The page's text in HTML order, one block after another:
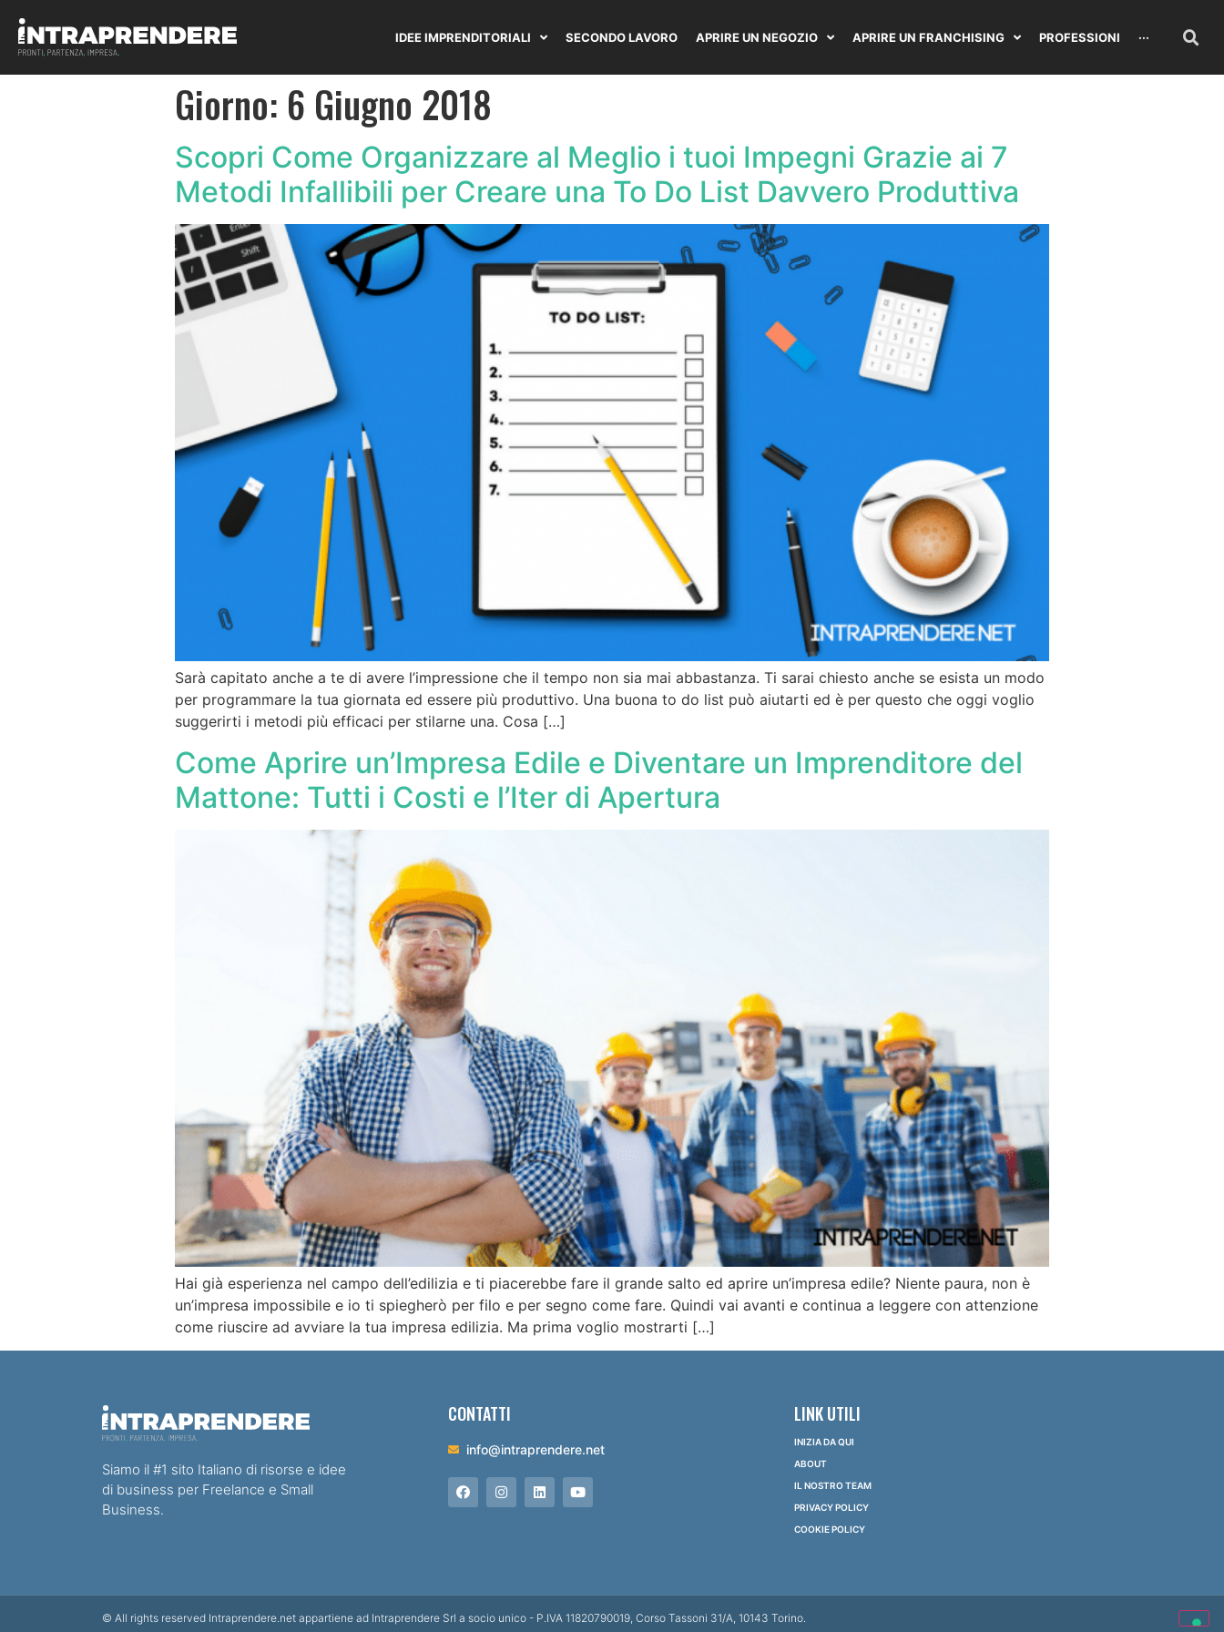
IDEE IMPRENDITORIALI SECONDO LAVORO APRIRE UN NEGOZIO APRIRE UN FRANCHISING PROFESSIONI ···
Giorno: 6 Giugno 2018
Scopri Come Organizzare al Meglio i tuoi Impegni Grazie ai 7
Metodi Infallibili per Creare una To Do List Davvero Produttiva
Sarà capitato anche a te di avere l’impressione che il tempo non sia mai abbastanza. Ti sarai chiesto anche se esista un modo
per programmare la tua giornata ed essere più produttivo. Una buona to do list può aiutarti ed è per questo che oggi voglio
suggerirti i metodi più efficaci per stilarne una. Cosa […]
Come Aprire un’Impresa Edile e Diventare un Imprenditore del
Mattone: Tutti i Costi e l’Iter di Apertura
Hai già esperienza nel campo dell’edilizia e ti piacerebbe fare il grande salto ed aprire un’impresa edile? Niente paura, non è
un’impresa impossibile e io ti spiegherò per filo e per segno come fare. Quindi vai avanti e continua a leggere con attenzione
come riuscire ad avviare la tua impresa edilizia. Ma prima voglio mostrarti […]
Siamo il #1 sito Italiano di risorse e idee
di business per Freelance e Small
Business.
CONTATTI
info@intraprendere.net
LINK UTILI
INIZIA DA QUI
ABOUT
IL NOSTRO TEAM
PRIVACY POLICY
COOKIE POLICY
© All rights reserved Intraprendere.net appartiene ad Intraprendere Srl a socio unico - P.IVA 11820790019, Corso Tassoni 31/A, 10143 Torino.